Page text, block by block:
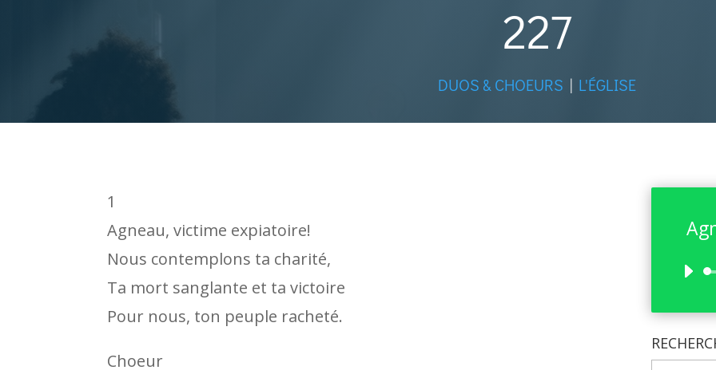
227
DUOS & CHOEURS | L'ÉGLISE
1
Agneau, victime expiatoire!
Nous contemplons ta charité,
Ta mort sanglante et ta victoire
Pour nous, ton peuple racheté.
Choeur